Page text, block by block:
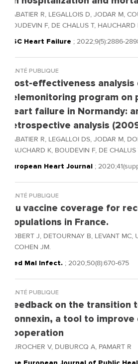
SABATIER R, LEGALLOIS D, JODAR M,
BOUDEVIN F, DE CHALUS T, HAUCHARD
ESC Heart Failure ; 2022;9(5):2886-
SANTÉ PUBLIQUE
Cost-effectiveness analysis
telemonitoring program on
heart failure in Normandy:
retrospective analysis
SABATIER R, LEGALLOI DS, JODAR M,
HAUCHARD K, BOUDEVIN F, DE
European Heart Journal ;
SANTÉ PUBLIQUE
Flu vaccine coverage for
populations in France.
ROBERT J, DETOURNAY B, LEVANT MC,
J, COHEN JM.
Med Mal Infect. ; 2020;50(8):670-675
SANTÉ PUBLIQUE
Feedback on the transition
Connexin, a tool to
cooperation
DUROCHER V, DUBURCQ A, PAMART R